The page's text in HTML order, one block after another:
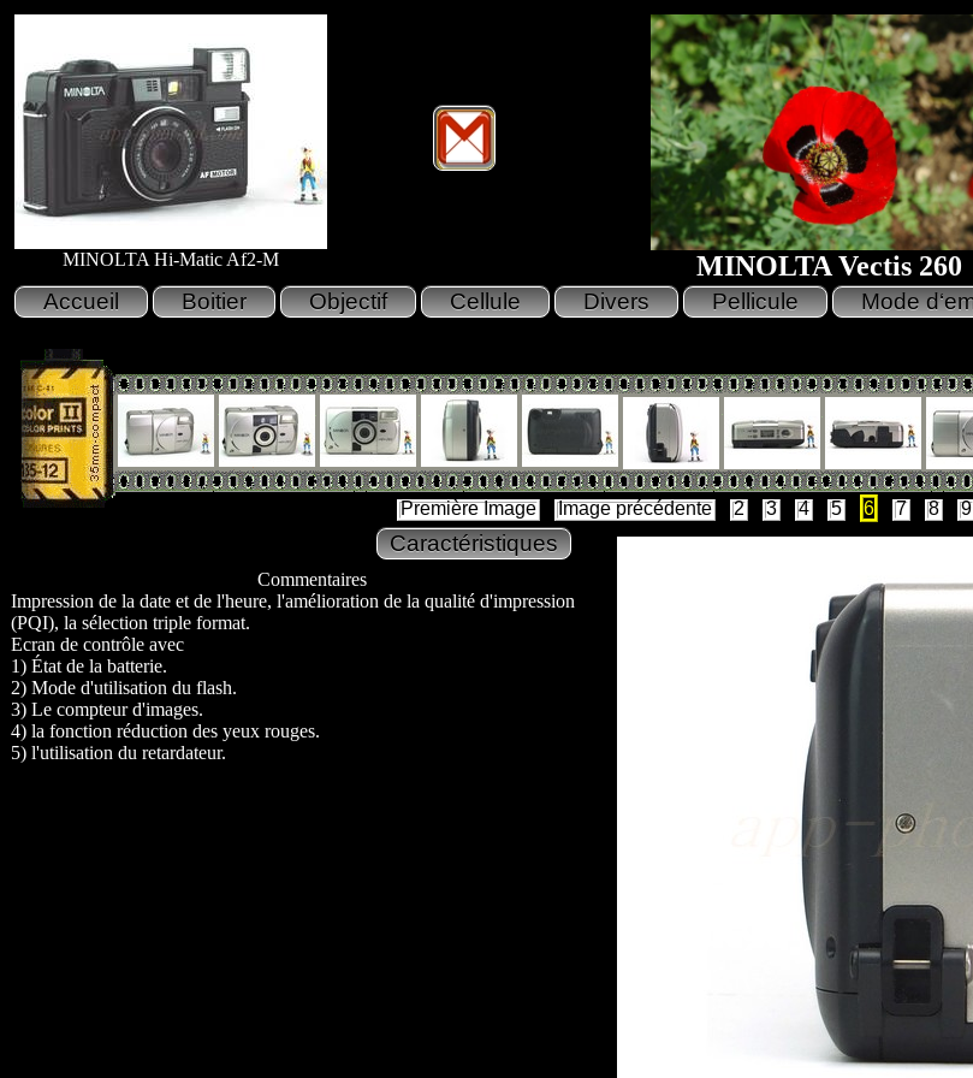
MINOLTA Hi-Matic Af2-M MINOLTA Vectis 260
Première Image Image précédente 2 3 4 5 6 7 8 9
Commentaires
Impression de la date et de l'heure, l'amélioration de la qualité d'impression
(PQI), la sélection triple format.
Ecran de contrôle avec
1) État de la batterie.
2) Mode d'utilisation du flash.
3) Le compteur d'images.
4) la fonction réduction des yeux rouges.
5) l'utilisation du retardateur.